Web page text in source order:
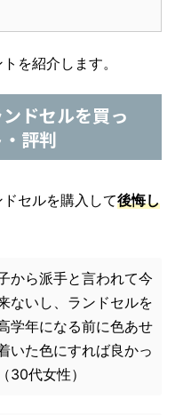
を紹介します。
ドセルを買っ
評判
セルを購入して後悔し
から派手と言われて今
ないし、ランドセルを
学年になる前に色あせ
いた色にすれば良かっ
30代女性）